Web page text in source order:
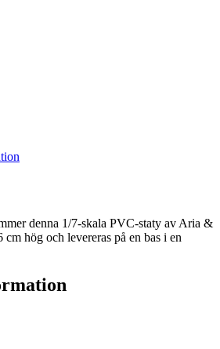
denna 1/7-skala PVC-staty av Aria &
hög och levereras på en bas i en